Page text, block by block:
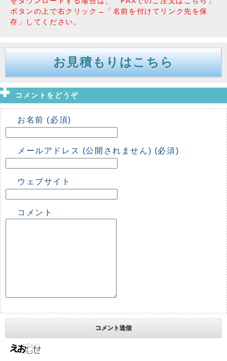
ボタンの上で右クリック→「名前を付けてリンク先を保
存」してください。
お見積もりはこちら
コメントをどうぞ
お名前 (必須)
メールアドレス (公開されません) (必須)
ウェブサイト
コメント